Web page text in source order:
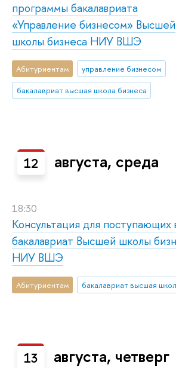
программы бакалавриата
«Управление бизнесом» Высшей
школы бизнеса НИУ ВШЭ
Абитуриентам
управление бизнесом
бакалавриат высшая школа бизнеса
12 августа, среда
18:30
Консультация для поступающих
бакалавриат Высшей школы
НИУ ВШЭ
Абитуриентам бакалавриат высшая
13 августа, четверг